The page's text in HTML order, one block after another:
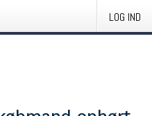
LOG IND